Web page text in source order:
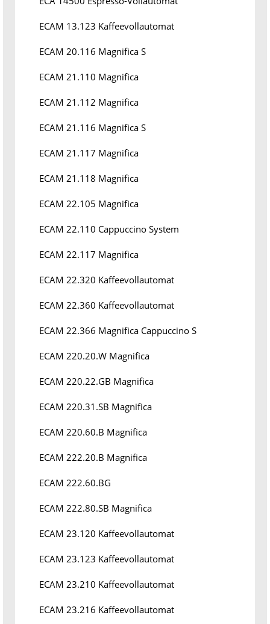
ECAM 13.123 Kaffeevollautomat
ECAM 20.116 Magnifica S
ECAM 21.110 Magnifica
ECAM 21.112 Magnifica
ECAM 21.116 Magnifica S
ECAM 21.117 Magnifica
ECAM 21.118 Magnifica
ECAM 22.105 Magnifica
ECAM 22.110 Cappuccino System
ECAM 22.117 Magnifica
ECAM 22.320 Kaffeevollautomat
ECAM 22.360 Kaffeevollautomat
ECAM 22.366 Magnifica Cappuccino S
ECAM 220.20.W Magnifica
ECAM 220.22.GB Magnifica
ECAM 220.31.SB Magnifica
ECAM 220.60.B Magnifica
ECAM 222.20.B Magnifica
ECAM 222.60.BG
ECAM 222.80.SB Magnifica
ECAM 23.120 Kaffeevollautomat
ECAM 23.123 Kaffeevollautomat
ECAM 23.210 Kaffeevollautomat
ECAM 23.216 Kaffeevollautomat